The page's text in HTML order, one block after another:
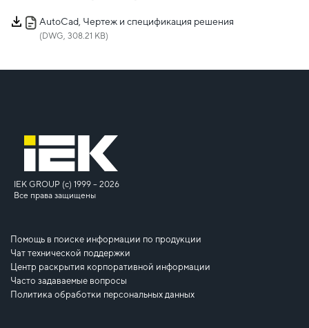
AutoCad, Чертеж и спецификация решения
(DWG, 308.21 KB)
IEK GROUP (c) 1999 – 2026
Все права защищены
Помощь в поиске информации по продукции
Чат технической поддержки
Центр раскрытия корпоративной информации
Часто задаваемые вопросы
Политика обработки персональных данных